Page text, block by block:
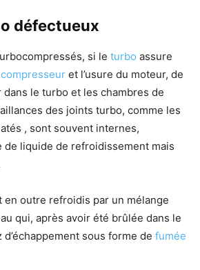
défectueux
si le turbo assure
compresseur et l’usure du moteur, de
dans le turbo et les chambres de
des joints turbo, comme les
, sont souvent internes,
liquide de refroidissement mais
en outre refroidis par un mélange
qui, après avoir été brûlée dans le
sous forme de fumée